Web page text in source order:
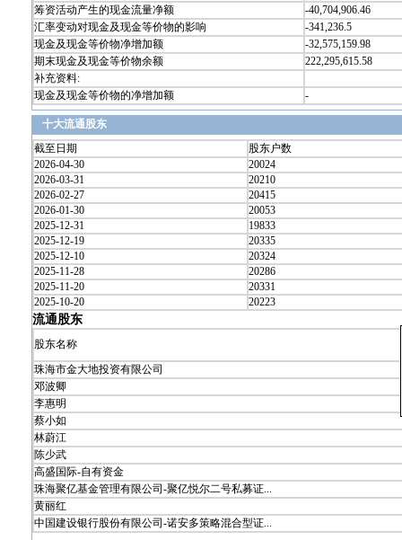
筹资活动产生的现金流量净额
-40,704,906.46
汇率变动对现金及现金等价物的影响
-341,236.5
现金及现金等价物净增加额
-32,575,159.98
期末现金及现金等价物余额
222,295,615.58
补充资料:
现金及现金等价物的净增加额
-
十大流通股东
截至日期
股东户数
2026-04-30
20024
2026-03-31
20210
2026-02-27
20415
2026-01-30
20053
2025-12-31
19833
2025-12-19
20335
2025-12-10
20324
2025-11-28
20286
2025-11-20
20331
2025-10-20
20223
流通股东
股东名称
珠海市金大地投资有限公司
邓波卿
李惠明
蔡小如
林蔚江
陈少武
高盛国际-自有资金
珠海聚亿基金管理有限公司-聚亿悦尔二号私募证...
黄丽红
中国建设银行股份有限公司-诺安多策略混合型证...